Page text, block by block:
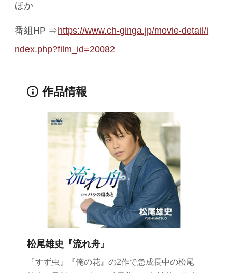
ほか
番組HP ⇒https://www.ch-ginga.jp/movie-detail/i
ndex.php?film_id=20082
作品情報
松尾雄史『流れ舟』
『すず虫』『俺の花』の2作で急成長中の松尾